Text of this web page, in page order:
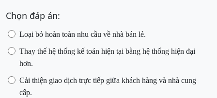
Chọn đáp án:
Loại bỏ hoàn toàn nhu cầu về nhà bán lẻ.
Thay thế hệ thống kế toán hiện tại bằng hệ thống hiện đại
hơn.
Cải thiện giao dịch trực tiếp giữa khách hàng và nhà cung
cấp.